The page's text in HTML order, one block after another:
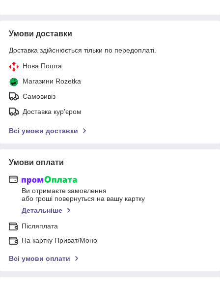
Умови доставки
Доставка здійснюється тільки по передоплаті.
Нова Пошта
Магазини Rozetka
Самовивіз
Доставка кур'єром
Всі умови доставки
Умови оплати
Ви отримаєте замовлення
або гроші повернуться на вашу картку
Детальніше
Післяплата
На картку Приват/Моно
Всі умови оплати